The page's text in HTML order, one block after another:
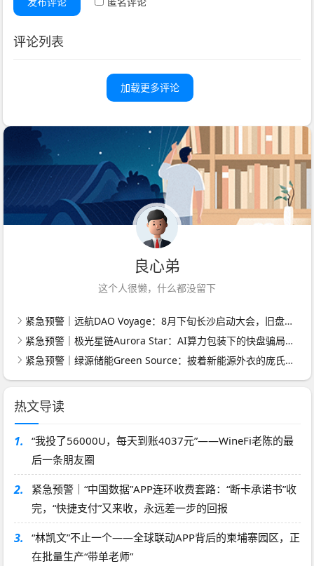
评论列表
加载更多评论
良心弟
这个人很懒，什么都没留下
紧急预警｜远航DAO Voyage：8月下旬长沙启动大会，旧盘团队平移，RWA+大宗商品包装——又是庞氏滚盘的老剧本
紧急预警｜极光星链Aurora Star：AI算力包装下的快盘骗局，认购即入坑
紧急预警｜绿源储能Green Source：披着新能源外衣的庞氏传销盘，8月千人大会就是收割信号
热文导读
1.
“我投了56000U，每天到账4037元”——WineFi老陈的最
后一条朋友圈
2.
紧急预警｜“中国数据”APP连环收费套路：“断卡承诺书”收
完，“快捷支付”又来收，永远差一步的回报
3.
“林凯文”不止一个——全球联动APP背后的柬埔寨园区，正
在批量生产“带单老师”